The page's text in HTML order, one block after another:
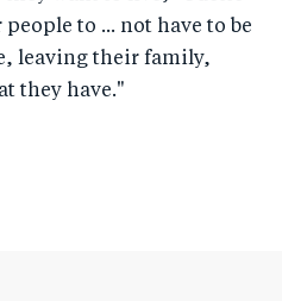
people to ... not have to be
leaving their family,
they have."